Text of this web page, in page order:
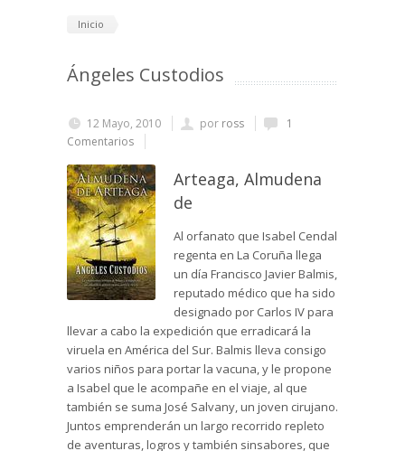
Inicio
Ángeles Custodios
12 Mayo, 2010 por ross
1
Comentarios
Arteaga, Almudena
de
Al orfanato que Isabel Cendal
regenta en La Coruña llega
un día Francisco Javier Balmis,
reputado médico que ha sido
designado por Carlos IV para
llevar a cabo la expedición que erradicará la
viruela en América del Sur. Balmis lleva consigo
varios niños para portar la vacuna, y le propone
a Isabel que le acompañe en el viaje, al que
también se suma José Salvany, un joven cirujano.
Juntos emprenderán un largo recorrido repleto
de aventuras, logros y también sinsabores, que